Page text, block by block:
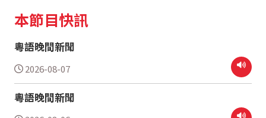
本節目快訊
粵語晚間新聞
2026-08-07
粵語晚間新聞